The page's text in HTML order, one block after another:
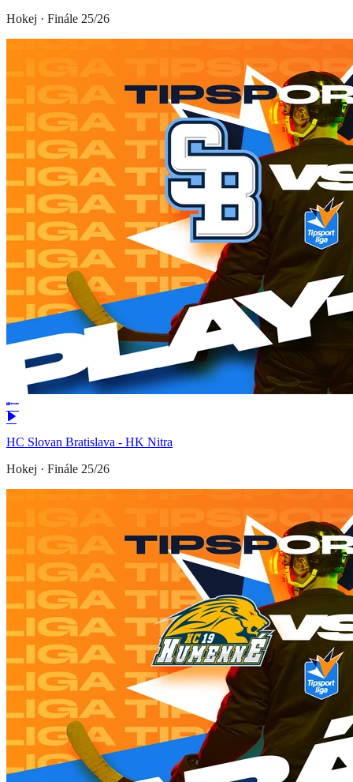
Hokej · Finále 25/26
HC Slovan Bratislava - HK Nitra
Hokej · Finále 25/26